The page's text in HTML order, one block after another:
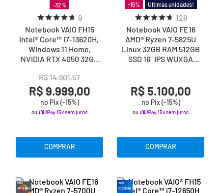
-32%
9
Notebook VAIO FH15
Intel® Core™ i7-13620H,
Windows 11 Home,
NVIDIA RTX 4050 32GB
HD WVA Wi-Fi 6
R$14.901,57
R$ 9.999,00
no Pix (-15%)
ou 15x sem juros
COMPRAR
-15% Últimas unidades!
128
Notebook VAIO FE16
AMD® Ryzen 7-5825U
Linux 32GB RAM 512GB
SSD 16" IPS WUXGA
R$ 5.100,00
no Pix (-15%)
ou 15x sem juros
COMPRAR